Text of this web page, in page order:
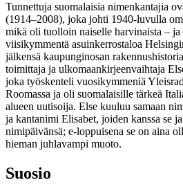
Tunnettuja suomalaisia nimenkantajia
(1914–2008), joka johti 1940-luvulla
mikä oli tuolloin naiselle harvinaista –
viisikymmentä asuinkerrostaloa
jälkensä kaupunginosan
toimittaja ja ulkomaankirjeenvaihtaja
joka työskenteli vuosikymmeniä
Roomassa ja oli suomalaisille tärkeä
alueen uutisoija. Else kuuluu samaan
ja kantanimi Elisabet, joiden kanssa se
nimipäivänsä; e-loppuisena se on aina
hieman juhlavampi muoto.
Suosio